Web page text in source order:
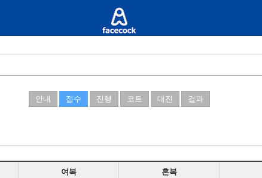
안내 접수 진행 코트 대진 결과
여복 혼복